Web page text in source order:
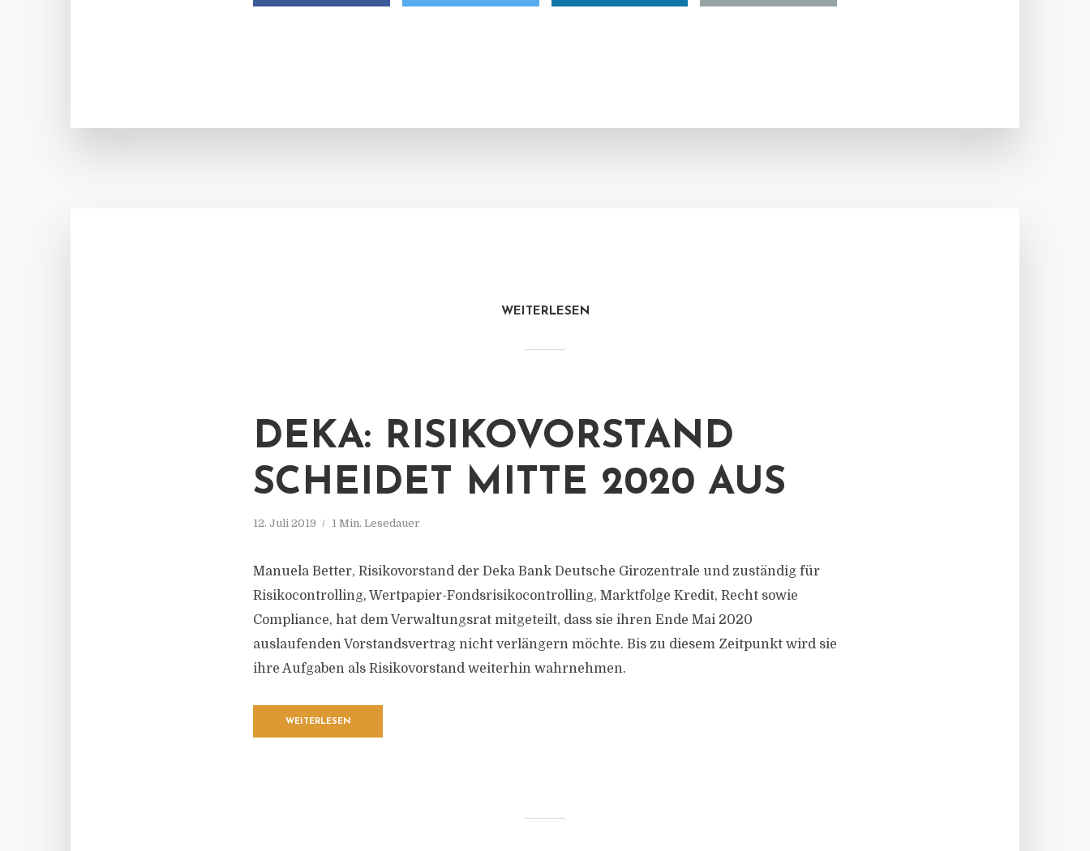
WEITERLESEN
DEKA: RISIKOVORSTAND
SCHEIDET MITTE 2020 AUS
12. Juli 2019 1 Min. Lesedauer
Manuela Better, Risikovorstand der Deka Bank Deutsche Girozentrale und zuständig für
Risikocontrolling, Wertpapier-Fondsrisikocontrolling, Marktfolge Kredit, Recht sowie
Compliance, hat dem Verwaltungsrat mitgeteilt, dass sie ihren Ende Mai 2020
auslaufenden Vorstandsvertrag nicht verlängern möchte. Bis zu diesem Zeitpunkt wird sie
ihre Aufgaben als Risikovorstand weiterhin wahrnehmen.
WEITERLESEN